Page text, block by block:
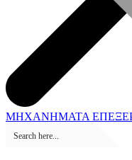
ΜΗΧΑΝΗΜΑΤΑ